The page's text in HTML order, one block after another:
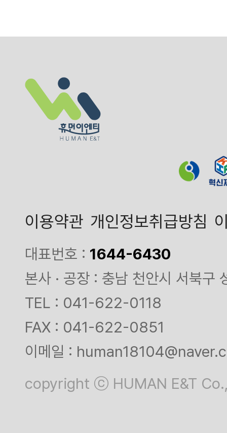
이용약관 개인정보취급방침
대표번호 : 1644-6430
본사 · 공장 : 충남 천안시 서북
TEL : 041-622-0118
FAX : 041-622-0851
이메일 :
copyright ⓒ HUMAN E&T